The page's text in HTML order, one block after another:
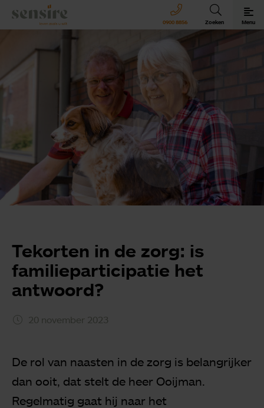
Sensire logo
0900 8856 Zoeken Menu
Sensire bij u thuis
Revalideren met Sensire
Wonen en zorg met Sensire
Meer over Sensire
Tekorten in de zorg: is
familieparticipatie het
antwoord?
20 november 2023
De rol van naasten in de zorg is belangrijker
dan ooit, dat stelt de heer Ooijman.
Regelmatig gaat hij naar het